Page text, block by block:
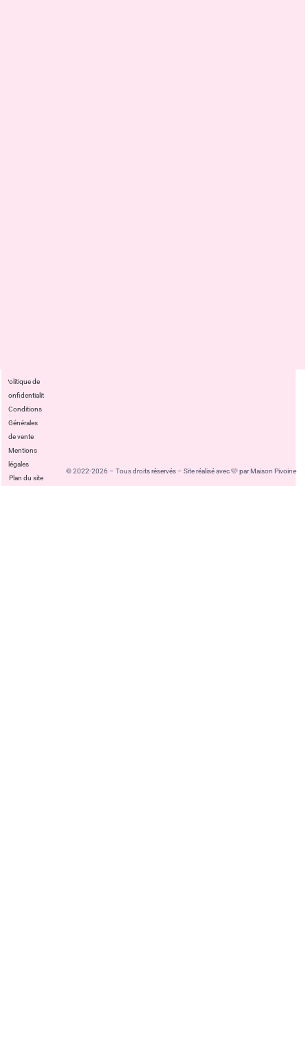
Politique de
confidentialité
Conditions
Générales
de vente
Mentions
légales
Plan du site
© 2022-2026 – Tous droits réservés – Site réalisé avec 🩷 par Maison Pivoine